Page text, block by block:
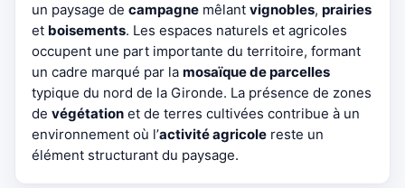
un paysage de campagne mêlant vignobles, prairies
et boisements. Les espaces naturels et agricoles
occupent une part importante du territoire, formant
un cadre marqué par la mosaïque de parcelles
typique du nord de la Gironde. La présence de zones
de végétation et de terres cultivées contribue à un
environnement où l’activité agricole reste un
élément structurant du paysage.